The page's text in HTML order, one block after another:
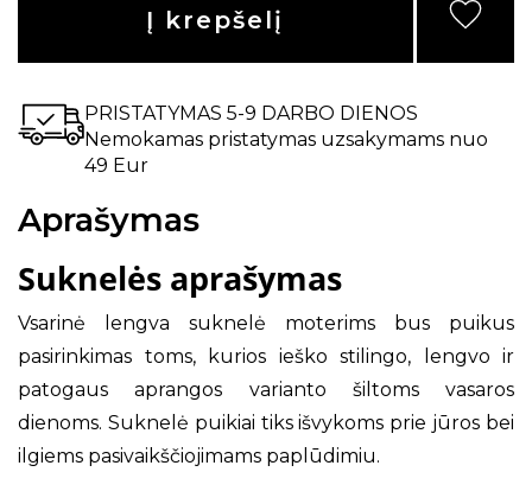
Į krepšelį
PRISTATYMAS 5-9 DARBO DIENOS
Nemokamas pristatymas uzsakymams nuo
49 Eur
Aprašymas
Suknelės aprašymas
Vsarinė lengva suknelė moterims bus puikus
pasirinkimas toms, kurios ieško stilingo, lengvo ir
patogaus aprangos varianto šiltoms vasaros
dienoms. Suknelė puikiai tiks išvykoms prie jūros bei
ilgiems pasivaikščiojimams paplūdimiu.